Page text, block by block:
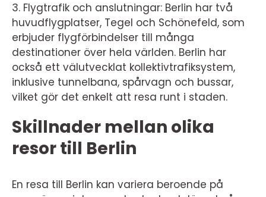
3. Flygtrafik och anslutningar: Berlin har två
huvudflygplatser, Tegel och Schönefeld, som
erbjuder flygförbindelser till många
destinationer över hela världen. Berlin har
också ett välutvecklat kollektivtrafiksystem,
inklusive tunnelbana, spårvagn och bussar,
vilket gör det enkelt att resa runt i staden.
Skillnader mellan olika
resor till Berlin
En resa till Berlin kan variera beroende på